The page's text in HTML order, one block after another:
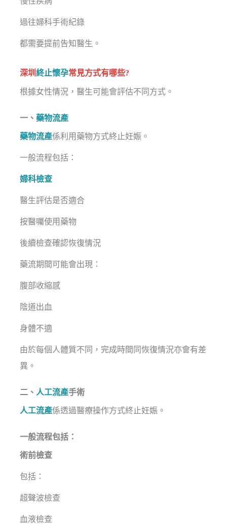
過往婦科手術紀錄
都需要提前告知醫生。
深圳終止懷孕常見方式有哪些?
根據女性情況，醫生可能會評估不同方式。
一、 藥物流產
藥物流產係利用藥物方式終止妊娠。
一般流程包括：
婦科檢查
醫生評估是否適合
按醫囑使用藥物
後續檢查確認恢復情況
藥流期間可能會出現：
腹部收縮感
陰道出血
身體不適
由於每個人體質不同，完成時間同恢復情況亦會有差
異。
二、 人工流產手術
人工流產係透過醫療操作方式終止妊娠。
一般流程包括：
術前檢查
包括：
超聲波檢查
血液檢查